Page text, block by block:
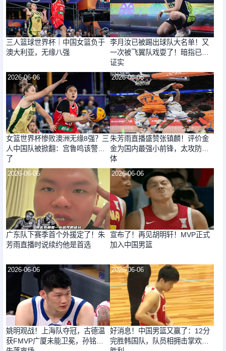
三人篮球世界杯｜中国女篮负于
澳大利亚，无缘八强
李月汝已被踢出球队大名单！又
一次被飞翼队戏耍了！暗指已被
证实
2026-06-06
女篮世界杯惨败澳洲无缘8强？三
人中国队被掀翻：宫鲁鸣该警惕
了
2026-06-06
朱芳雨直播盛赞张镇麟！评价金
金为国内最强小前锋，太攻防一
体
2026-06-06
广东队下赛季首个外援定了！朱
芳雨直播时说续约他是首选
2026-06-06
宣布了！再见胡明轩！MVP正式
加入中国男篮
2026-06-06
姚明观战！上海队夺冠，古德温
获FMVP广厦未能卫冕，孙铭徽
2026-06-06
好消息！中国男篮又赢了：12分
完胜韩国队，队员相拥击掌欢庆